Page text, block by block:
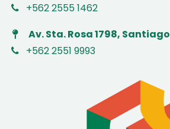
+562 2555 1462
Av. Sta. Rosa 1798, Santiago
+562 2551 9993